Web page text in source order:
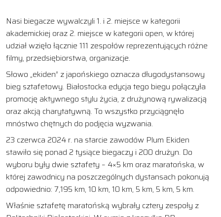
Nasi biegacze wywalczyli 1. i 2. miejsce w kategorii
akademickiej oraz 2. miejsce w kategorii open, w której
udział wzięło łącznie 111 zespołów reprezentujących różne
filmy, przedsiębiorstwa, organizacje.
Słowo „ekiden” z japońskiego oznacza długodystansowy
bieg sztafetowy. Białostocka edycja tego biegu połączyła
promocję aktywnego stylu życia, z drużynową rywalizacją
oraz akcją charytatywną. To wszystko przyciągnęło
mnóstwo chętnych do podjęcia wyzwania.
23 czerwca 2024 r. na starcie zawodów Plum Ekiden
stawiło się ponad 2 tysiące biegaczy i 200 drużyn. Do
wyboru były dwie sztafety – 4×5 km oraz maratońska, w
której zawodnicy na poszczególnych dystansach pokonują
odpowiednio: 7,195 km, 10 km, 10 km, 5 km, 5 km, 5 km.
Właśnie sztafetę maratońską wybrały cztery zespoły z